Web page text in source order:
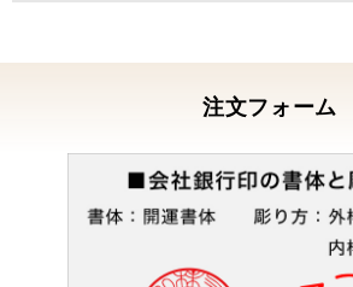
注文フォーム